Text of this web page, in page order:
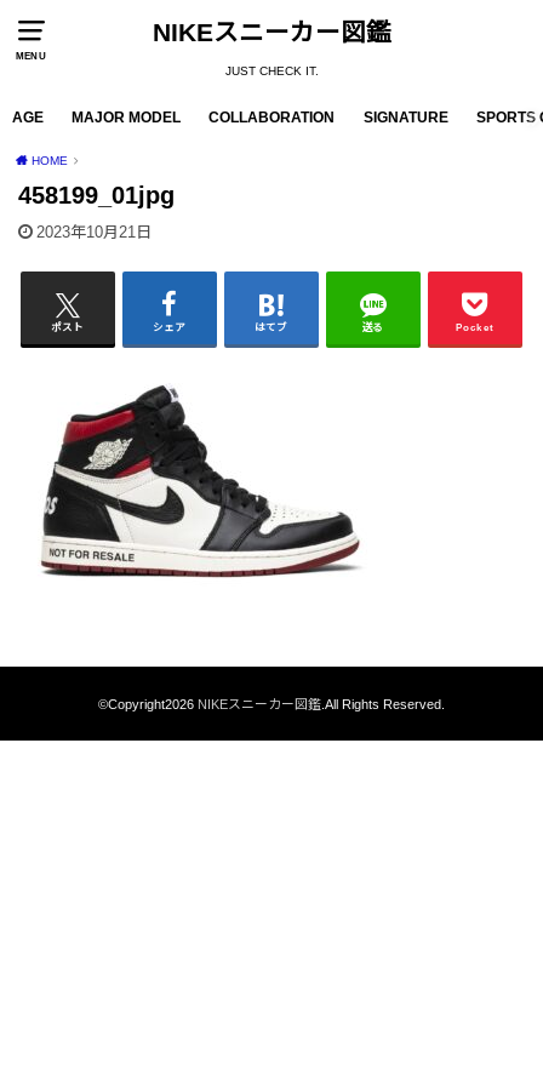
MENU
NIKEスニーカー図鑑
JUST CHECK IT.
AGE MAJOR MODEL COLLABORATION SIGNATURE SPORTS
HOME
458199_01jpg
2023年10月21日
ポスト シェア はてブ 送る Pocket
©Copyright2026 NIKEスニーカー図鑑.All Rights Reserved.